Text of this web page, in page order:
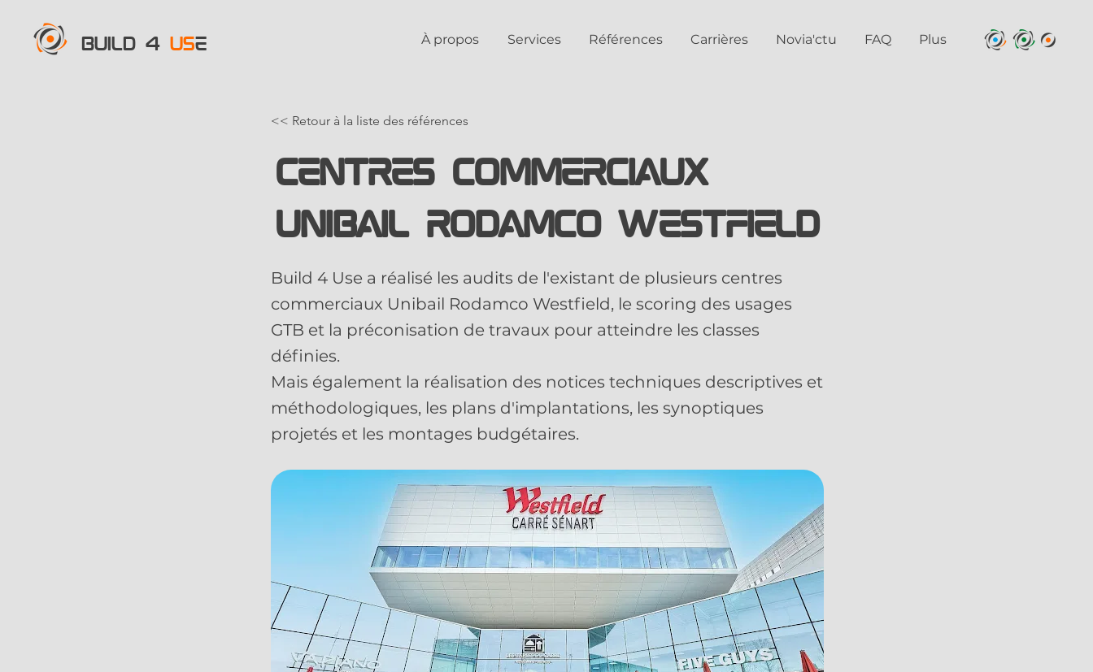
BUILD 4 USE À propos Services Références Carrières Novia'ctu FAQ Plus
<< Retour à la liste des références
Centres commerciaux
Unibail Rodamco Westfield
Build 4 Use a réalisé les audits de l'existant de plusieurs centres
commerciaux Unibail Rodamco Westfield, le scoring des usages
GTB et la préconisation de travaux pour atteindre les classes
définies.
Mais également la réalisation des notices techniques descriptives et
méthodologiques, les plans d'implantations, les synoptiques
projetés et les montages budgétaires.